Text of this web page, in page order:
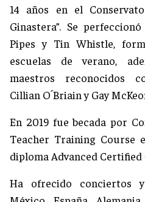
14 años en el
Ginastera”. Se
Pipes y Tin Whistle,
escuelas de verano,
maestros reconocidos
Cillian O´Briain y Gay
En 2019 fue becada por
Teacher Training Course
diploma Advanced
Ha ofrecido conciertos